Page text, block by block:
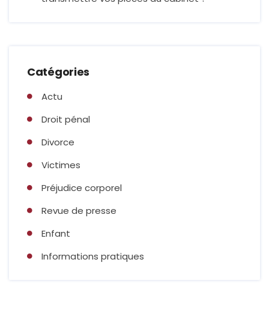
Catégories
Actu
Droit pénal
Divorce
Victimes
Préjudice corporel
Revue de presse
Enfant
Informations pratiques